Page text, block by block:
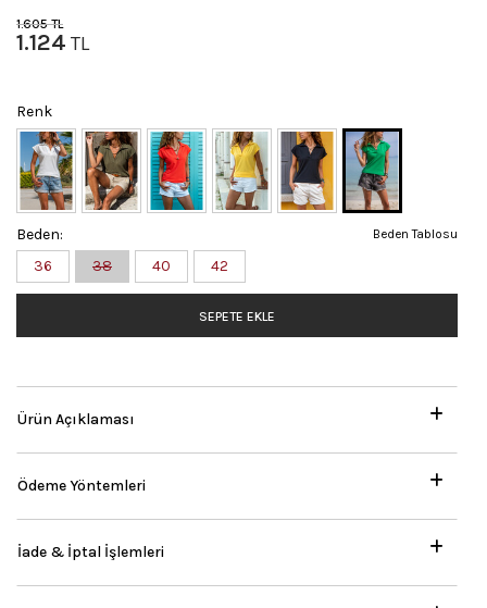
1.605TL
1.124 TL
Renk
Beden Tablosu
Beden:
36
38 40 42
SEPETE EKLE
Ürün Açıklaması
Ödeme Yöntemleri
İade & İptal İşlemleri